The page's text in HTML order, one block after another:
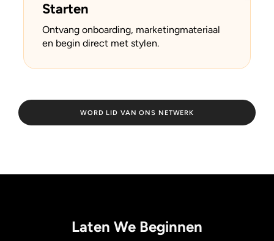
Starten
Ontvang onboarding, marketingmateriaal
en begin direct met stylen.
WORD LID VAN ONS NETWERK
Laten We Beginnen